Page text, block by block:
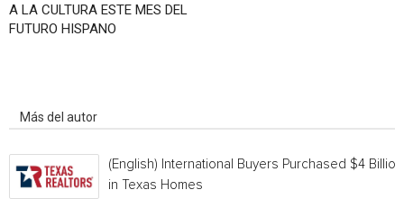
A LA CULTURA ESTE MES DEL
FUTURO HISPANO
Más del autor
(English) International Buyers Purchased $4 Billion
in Texas Homes